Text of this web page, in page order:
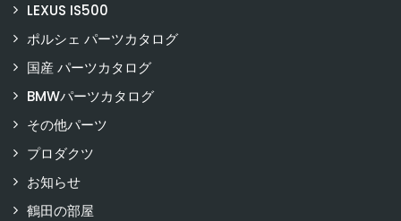
LEXUS IS500
ポルシェ パーツカタログ
国産 パーツカタログ
BMWパーツカタログ
その他パーツ
プロダクツ
お知らせ
鶴田の部屋